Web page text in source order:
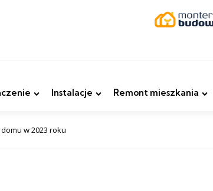
Instalacje Remont mieszkania
w 2023 roku